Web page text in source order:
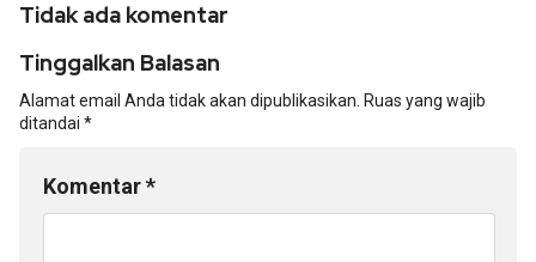
Tidak ada komentar
Tinggalkan Balasan
Alamat email Anda tidak akan dipublikasikan. Ruas yang wajib
ditandai *
Komentar*